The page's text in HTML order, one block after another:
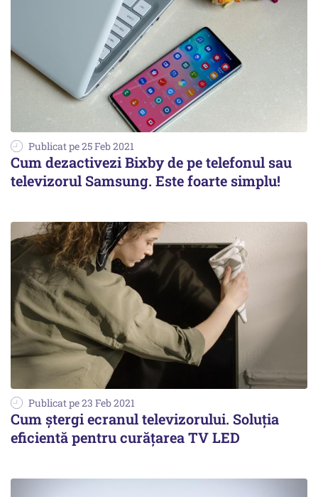
Publicat pe 25 Feb 2021
Cum dezactivezi Bixby de pe telefonul sau
televizorul Samsung. Este foarte simplu!
Publicat pe 23 Feb 2021
Cum ștergi ecranul televizorului. Soluția
eficientă pentru curățarea TV LED